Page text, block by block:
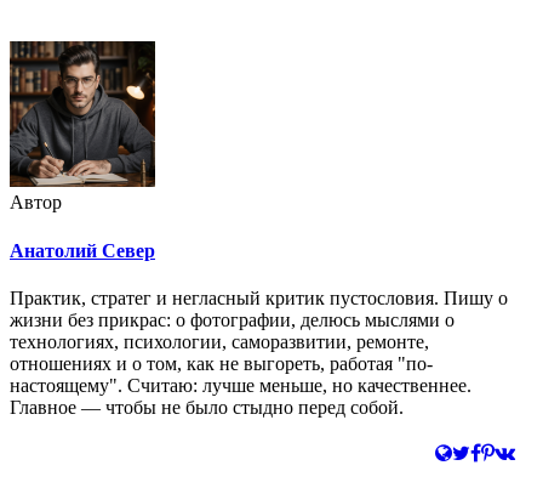
Автор
Анатолий Север
Практик, стратег и негласный критик пустословия. Пишу о
жизни без прикрас: о фотографии, делюсь мыслями о
технологиях, психологии, саморазвитии, ремонте,
отношениях и о том, как не выгореть, работая "по-
настоящему". Считаю: лучше меньше, но качественнее.
Главное — чтобы не было стыдно перед собой.